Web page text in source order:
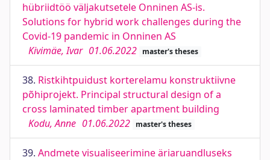
hübriidtöö väljakutsetele Onninen AS-is.
Solutions for hybrid work challenges during the
Covid-19 pandemic in Onninen AS
Kivimäe, Ivar 01.06.2022 master's theses
38. Ristkihtpuidust korterelamu konstruktiivne
põhiprojekt. Principal structural design of a
cross laminated timber apartment building
Kodu, Anne 01.06.2022 master's theses
39. Andmete visualiseerimine äriaruandluseks